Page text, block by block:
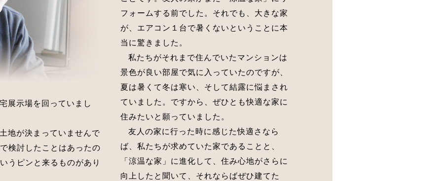
展示場を回っていまし
地が決まっていませんで
検討したことはあったの
うピンと来るものがあり
フォームする前でした。それでも、大きな家
が、エアコン１台で暑くないということに本
当に驚きました。
私たちがそれまで住んでいたマンションは
景色が良い部屋で気に入っていたのですが、
夏は暑くて冬は寒い、そして結露に悩まされ
ていました。ですから、ぜひとも快適な家に
住みたいと願っていました。
友人の家に行った時に感じた快適さなら
ば、私たちが求めていた家であることと、
「涼温な家」に進化して、住み心地がさらに
向上したと聞いて、それならばぜひ建てた